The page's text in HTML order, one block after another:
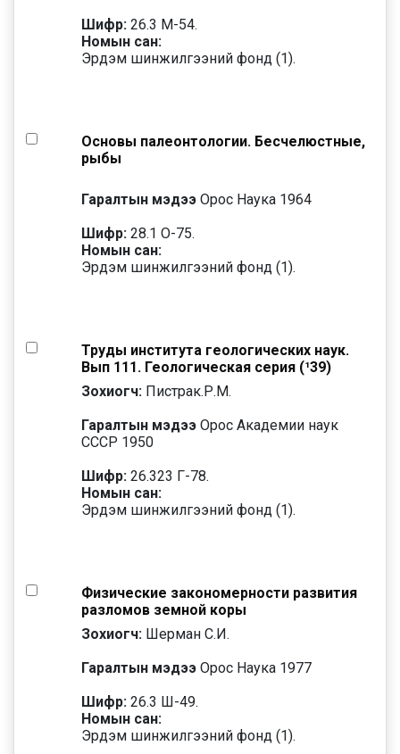
Шифр: 26.3 М-54.
Номын сан:
Эрдэм шинжилгээний фонд (1).
Основы палеонтологии. Бесчелюстные,
рыбы
Гаралтын мэдээ Орос Наука 1964
Шифр: 28.1 О-75.
Номын сан:
Эрдэм шинжилгээний фонд (1).
Труды института геологических наук.
Вып 111. Геологическая серия (¹39)
Зохиогч: Пистрак.Р.М.
Гаралтын мэдээ Орос Академии наук
СССР 1950
Шифр: 26.323 Г-78.
Номын сан:
Эрдэм шинжилгээний фонд (1).
Физические закономерности развития
разломов земной коры
Зохиогч: Шерман С.И.
Гаралтын мэдээ Орос Наука 1977
Шифр: 26.3 Ш-49.
Номын сан:
Эрдэм шинжилгээний фонд (1).